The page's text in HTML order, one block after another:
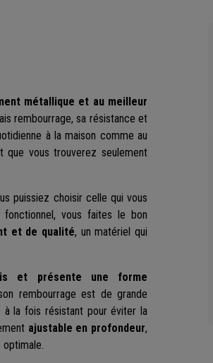
métallique et au meilleur
rembourrage, sa résistance et
à la maison comme au
que vous trouverez seulement
puissiez choisir celle qui vous
vous faites le bon
et de qualité, un matériel qui
et présente une forme
rembourrage est de grande
à la fois résistant pour éviter la
ajustable en profondeur,